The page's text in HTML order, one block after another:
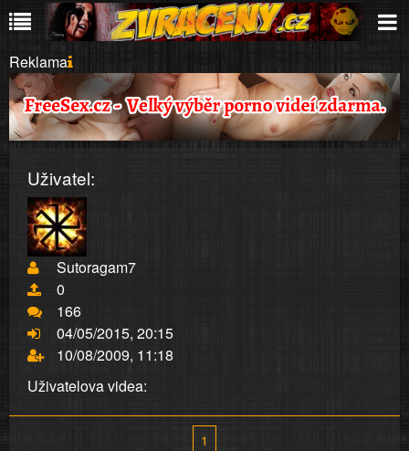
Reklama
Uživatel:
Sutoragam7
0
166
04/05/2015, 20:15
10/08/2009, 11:18
Uživatelova videa:
1